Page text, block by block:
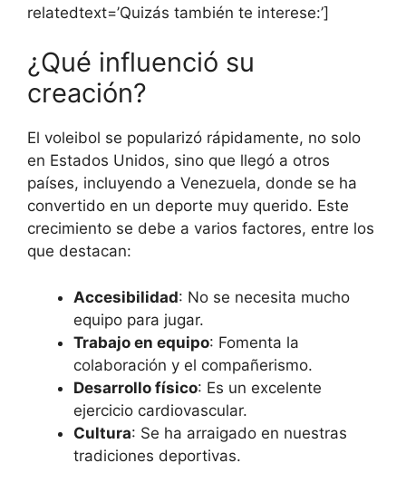
relatedtext=’Quizás también te interese:’]
¿Qué influenció su
creación?
El voleibol se popularizó rápidamente, no solo
en Estados Unidos, sino que llegó a otros
países, incluyendo a Venezuela, donde se ha
convertido en un deporte muy querido. Este
crecimiento se debe a varios factores, entre los
que destacan:
Accesibilidad: No se necesita mucho
equipo para jugar.
Trabajo en equipo: Fomenta la
colaboración y el compañerismo.
Desarrollo físico: Es un excelente
ejercicio cardiovascular.
Cultura: Se ha arraigado en nuestras
tradiciones deportivas.